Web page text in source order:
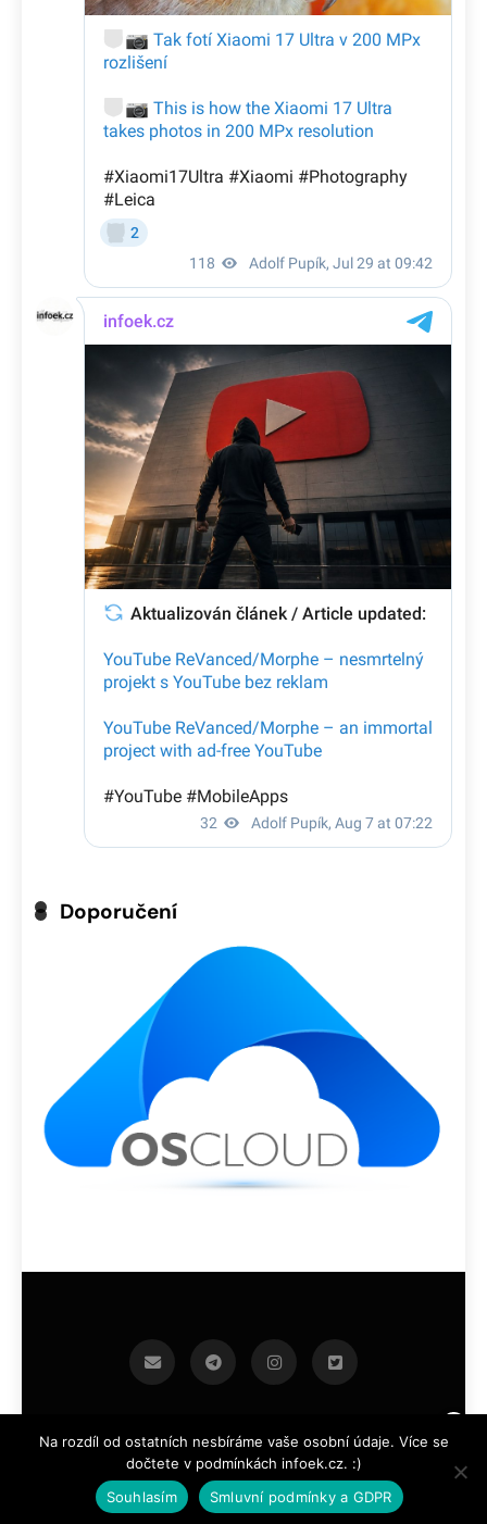
Doporučení
infoek.cz 2026.Developed By BlazeThemes .
Na rozdíl od ostatních nesbíráme vaše osobní údaje. Více se
dočtete v podmínkách infoek.cz. :)
Souhlasím
Smluvní podmínky a GDPR